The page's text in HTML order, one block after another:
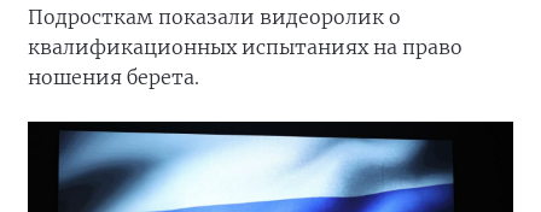
Подросткам показали видеоролик о
квалификационных испытаниях на право
ношения берета.